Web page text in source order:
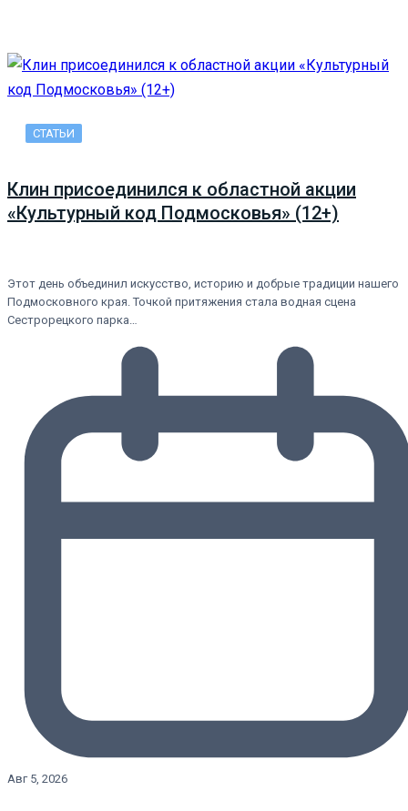
СТАТЬИ
Клин присоединился к областной акции
«Культурный код Подмосковья» (12+)
Этот день объединил искусство, историю и добрые традиции нашего
Подмосковного края. Точкой притяжения стала водная сцена
Сестрорецкого парка…
Авг 5, 2026